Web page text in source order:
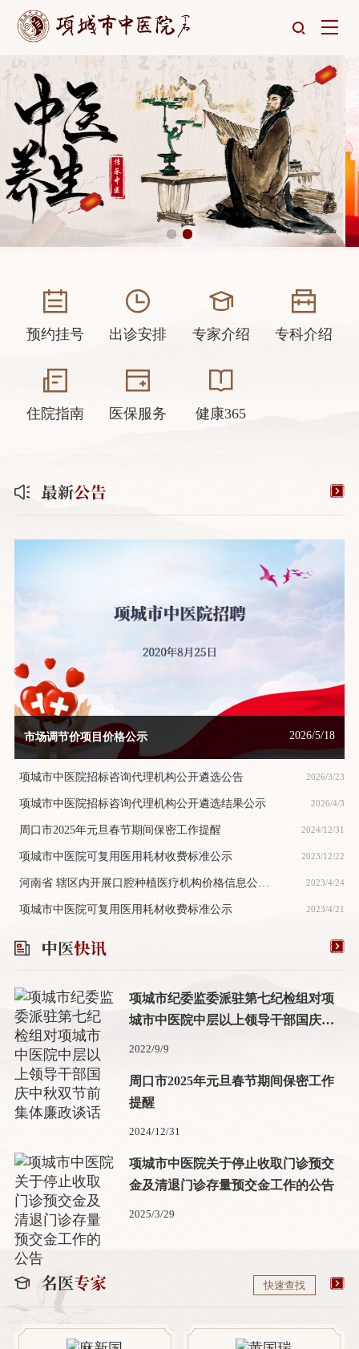
预约挂号 出诊安排 专家介绍 专科介绍
住院指南 医保服务 健康365
市场调节价项目价格公示 2026/5/18
项城市中医院招标咨询代理机构公开遴选公告 2026/3/23
项城市中医院招标咨询代理机构公开遴选结果公示 2026/4/3
周口市2025年元旦春节期间保密工作提醒 2024/12/31
项城市中医院可复用医用耗材收费标准公示 2023/12/22
河南省 辖区内开展口腔种植医疗机构价格信息公
2023/4/24
项城市中医院可复用医用耗材收费标准公示 2023/4/21
项城市纪委监委派驻第七纪检组对项
城市中医院中层以上领导干部国庆中
2022/9/9
周口市2025年元旦春节期间保密工作
提醒
2024/12/31
项城市中医院关于停止收取门诊预交
金及清退门诊存量预交金工作的公告
2025/3/29
快速查找